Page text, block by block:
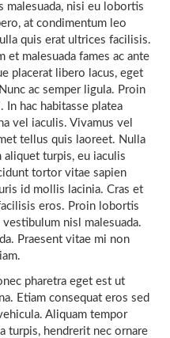
malesuada, nisi eu lobortis
at condimentum leo
quis erat ultrices facilisis.
et malesuada fames ac ante
placerat libero lacus, eget
ac semper ligula. Proin
In hac habitasse platea
vel iaculis. Vivamus vel
tellus quis laoreet. Nulla
aliquet turpis, eu iaculis
tortor vitae sapien
id mollis lacinia. Cras et
eros. Proin lobortis
nisl malesuada.
Praesent vitae mi non
pharetra eget est ut
Etiam consequat eros sed
Aliquam tempor
turpis, hendrerit nec ornare